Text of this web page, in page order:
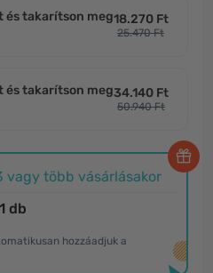
és takarítson meg18.270 Ft
25.470 Ft
és takarítson meg34.140 Ft
50.940 Ft
vagy több vásárlásakor
db
hozzáadjuk a